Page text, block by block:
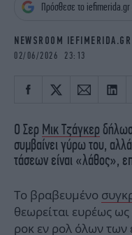
MEDIA
NEWSLETTER
Πρόσθεσε το iefimerida.gr
NEWSROOM IEFIMERIDA.GR
02/06/2026 23:13
Ο Σερ Μικ Τζάγκερ
συμβαίνει γύρω του,
τάσεων είναι «λάθος»,
Το βραβευμένο
θεωρείται ευρέως
ροκ εν ρολ όλων